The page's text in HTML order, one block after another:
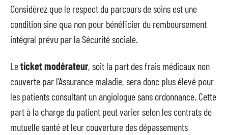
Considérez que le respect du parcours de soins est une
condition sine qua non pour bénéficier du remboursement
intégral prévu par la Sécurité sociale.
Leticket modérateur, soit la part des frais médicaux non
couverte par l’Assurance maladie, sera donc plus élevé pour
les patients consultant un angiologue sans ordonnance. Cette
part à la charge du patient peut varier selon les contrats de
mutuelle santé et leur couverture des dépassements